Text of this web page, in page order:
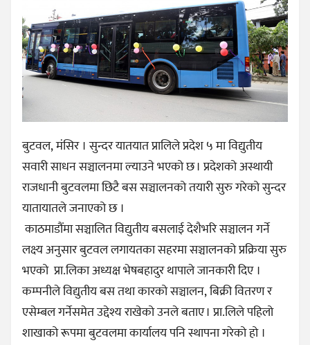
बुटवल, मंसिर । सुन्दर यातयात प्रालिले प्रदेश ५ मा विद्युतीय
सवारी साधन सञ्चालनमा ल्याउने भएको छ । प्रदेशको अस्थायी
राजधानी बुटवलमा छिटै बस सञ्चालनको तयारी सुरु गरेको सुन्दर
यातायातले जनाएको छ ।
काठमाडौंमा सञ्चालित विद्युतीय बसलाई देशैभरि सञ्चालन गर्ने
लक्ष्य अनुसार बुटवल लगायतका सहरमा सञ्चालनको प्रक्रिया सुरु
भएको प्रा.लिका अध्यक्ष भेषबहादुर थापाले जानकारी दिए ।
कम्पनीले विद्युतीय बस तथा कारको सञ्चालन, बिक्री वितरण र
एसेम्बल गर्नेसमेत उद्देश्य राखेको उनले बताए । प्रा.लिले पहिलो
शाखाको रूपमा बुटवलमा कार्यालय पनि स्थापना गरेको हो ।